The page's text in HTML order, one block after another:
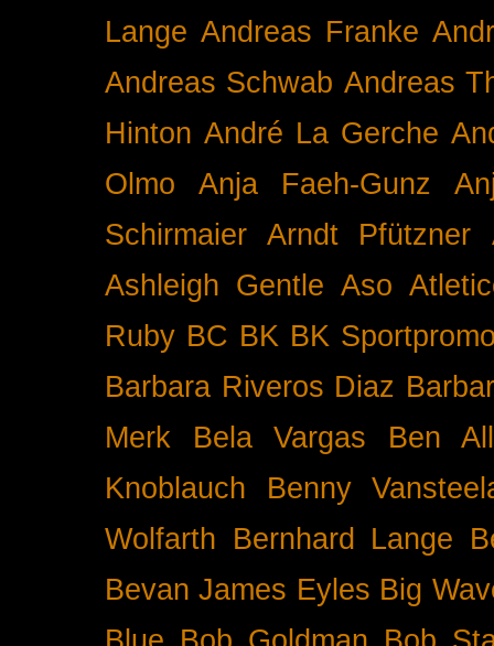
Lange Andreas Franke
Andreas Schwab Andreas
Hinton André La Gerche
Olmo
Anja Faeh-Gunz
Schirmaier
Arndt Pfützner
Ashleigh Gentle Aso
Ruby BC BK BK
Barbara Riveros Diaz
Merk
Bela Vargas
Ben
Knoblauch
Benny
Wolfarth Bernhard Lange
Bevan James Eyles Big